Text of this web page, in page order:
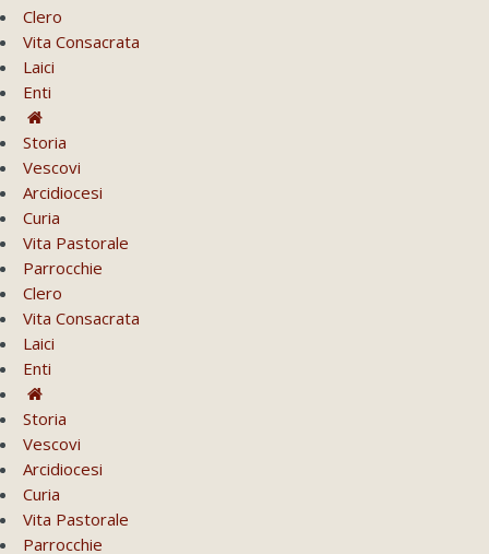
Clero
Vita Consacrata
Laici
Enti
Storia
Vescovi
Arcidiocesi
Curia
Vita Pastorale
Parrocchie
Clero
Vita Consacrata
Laici
Enti
Storia
Vescovi
Arcidiocesi
Curia
Vita Pastorale
Parrocchie